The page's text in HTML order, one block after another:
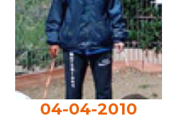
04-04-2010